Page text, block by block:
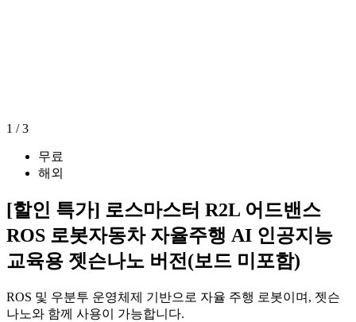
1 /3
무료
해외
[할인 특가] 로스마스터 R2L 어드밴스
ROS 로봇자동차 자율주행 AI 인공지능
교육용 젯슨나노 버전(보드 미포함)
ROS 및 우분투 운영체제 기반으로 자율 주행 로봇이며, 젯슨
나노와 함께 사용이 가능합니다.